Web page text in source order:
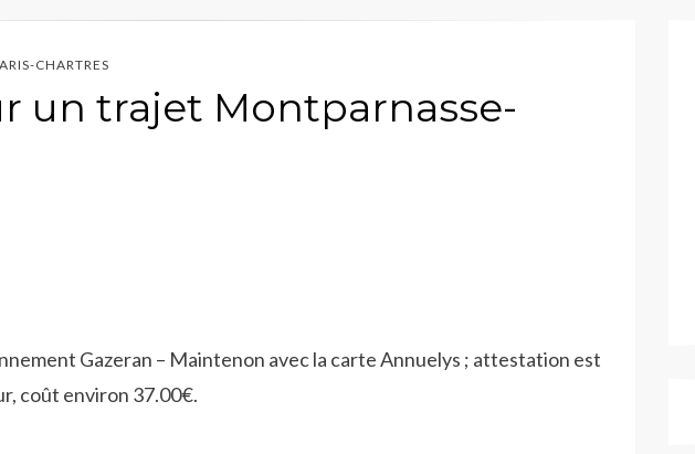
CHARTRES
un trajet Montparnasse-
Gazeran – Maintenon avec la carte Annuelys ; attestation est
coût environ 37.00€.